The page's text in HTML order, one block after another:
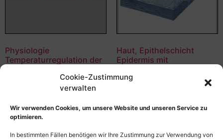
Cookie-Zustimmung
verwalten
Wir verwenden Cookies, um unsere Website und unseren Service zu
optimieren.
In bestimmten Fällen benötigen wir Ihre Zustimmung zur Verwendung von
Physiologie
Temperaturregulation der
bei Kälte und Wärme
135,00€
Bildnummer: 4290
Haut, Epithelschicht
Epidermis mit
55,00